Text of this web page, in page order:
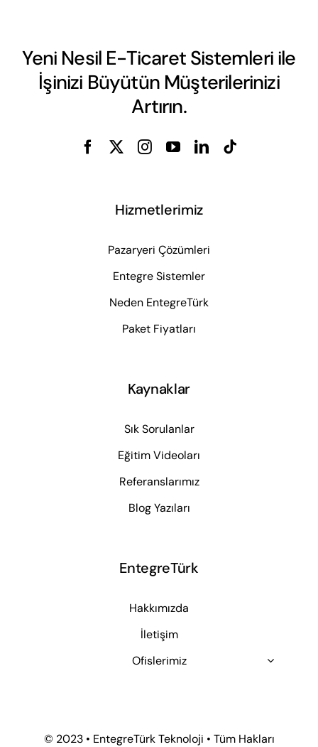
Yeni Nesil E-Ticaret Sistemleri ile
İşinizi Büyütün Müşterilerinizi
Artırın.
Hizmetlerimiz
Pazaryeri Çözümleri
Entegre Sistemler
Neden EntegreTürk
Paket Fiyatları
Kaynaklar
Sık Sorulanlar
Eğitim Videoları
Referanslarımız
Blog Yazıları
EntegreTürk
Hakkımızda
İletişim
Ofislerimiz
© 2023 • EntegreTürk Teknoloji • Tüm Hakları